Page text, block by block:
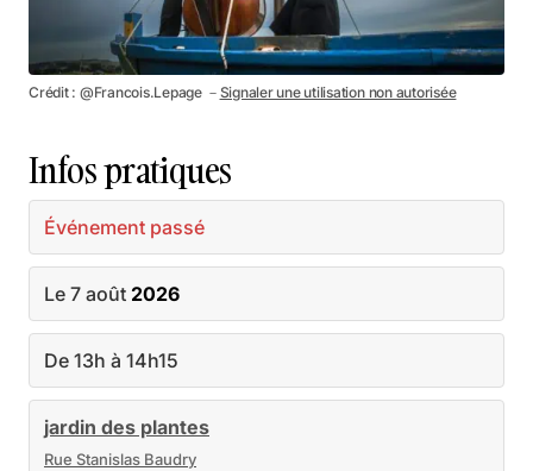
Crédit : @Francois.Lepage － Signaler une utilisation non autorisée
Infos pratiques
Événement passé
Le 7 août 2026
De 13h à 14h15
jardin des plantes
Rue Stanislas Baudry